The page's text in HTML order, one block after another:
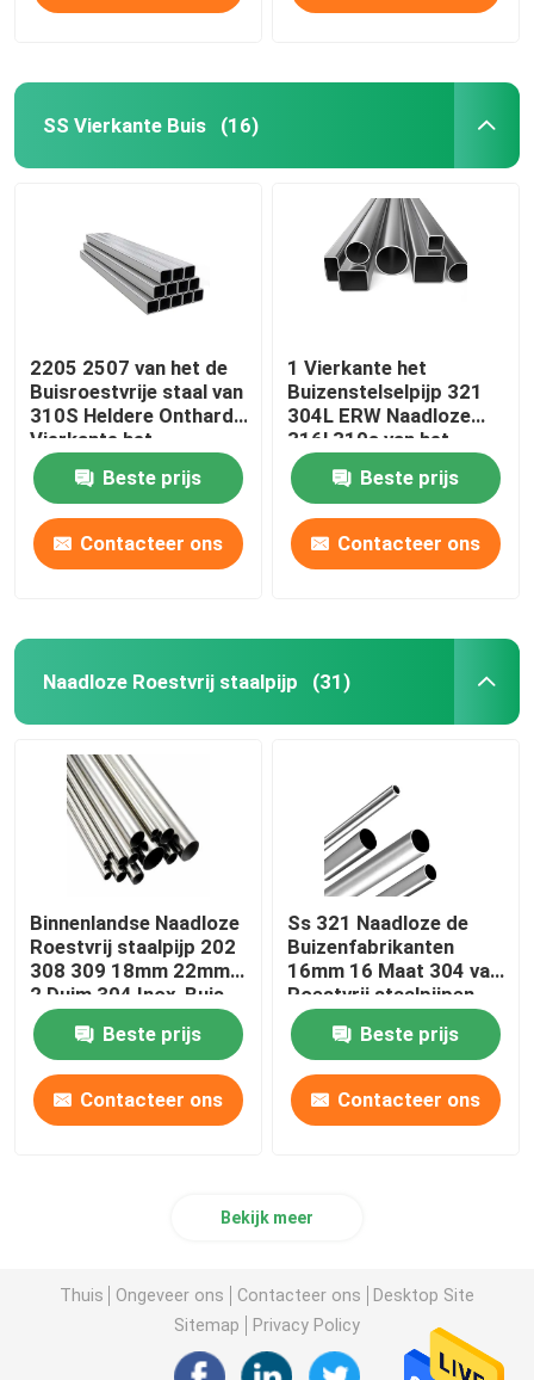
SS Vierkante Buis (16)
2205 2507 van het de
Buisroestvrije staal van
310S Heldere Ontharde
Vierkante het
Buizenstelselleveranciers
201 304 304L 316
316L
Beste prijs
Contacteer ons
1 Vierkante het
Buizenstelselpijp 321
304L ERW Naadloze
316l 310s van het
duimroestvrije staal 0,4
Mm
Beste prijs
Contacteer ons
Naadloze Roestvrij staalpijp (31)
Binnenlandse Naadloze
Roestvrij staalpijp 202
308 309 18mm 22mm
2 Duim 304 Inox-Buis
Beste prijs
Contacteer ons
Ss 321 Naadloze de
Buizenfabrikanten
16mm 16 Maat 304 van
Roestvrij staalpijpen
Warmtewisselaar
Beste prijs
Contacteer ons
Bekijk meer
Thuis Ongeveer ons Contacteer ons
Desktop Site
Sitemap
Privacy Policy